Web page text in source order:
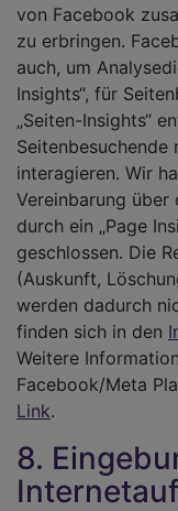
von Facebook
zu erbringen.
auch, um
Insights“, für
„Seiten-Insights“
interagieren. Wir
Vereinbarung
durch ein „Page
geschlossen. Die
(Auskunft,
werden dadurch
finden sich in den
Weitere
Facebook/Meta
Link.
8.